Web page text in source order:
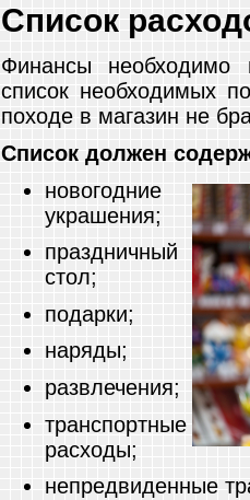
Список
Финансы необходимо
список необходимых
походе в магазин не
Список должен
новогодние
украшения;
праздничный
стол;
подарки;
наряды;
развлечения;
транспортные
расходы;
непредвиденные